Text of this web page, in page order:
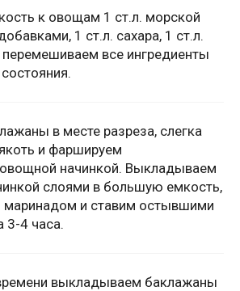
к овощам 1 ст.л. морской
1 ст.л. сахара, 1 ст.л.
все ингредиенты
в месте разреза, слегка
и фаршируем
овощной начинкой. Выкладываем
слоями в большую емкость,
маринадом и ставим остывшими
3-4 часа.
выкладываем баклажаны